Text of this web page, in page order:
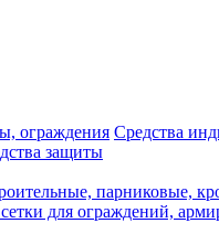
Средства
защиты
парниковые,
для ограждений,